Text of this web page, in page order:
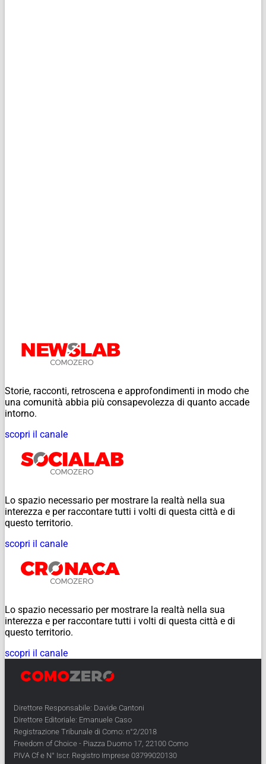
Storie, racconti, retroscena e approfondimenti in modo che
una comunità abbia più consapevolezza di quanto accade
intorno.
scopri il canale
Lo spazio necessario per mostrare la realtà nella sua
interezza e per raccontare tutti i volti di questa città e di
questo territorio.
scopri il canale
Lo spazio necessario per mostrare la realtà nella sua
interezza e per raccontare tutti i volti di questa città e di
questo territorio.
scopri il canale
Direttore Responsabile: Davide Cantoni
Direttore Editoriale: Emanuele Caso
Registrazione Tribunale di Como: n°2/2018
Freedom of Choice - Piazza Duomo 17, 22100 Como
PIVA Cf e N° Iscr. Registro Imprese 03799020130